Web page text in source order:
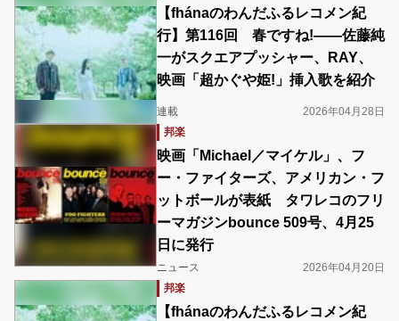
【fhánaのわんだふるレコメン紀
行】第116回 春ですね!――佐藤純
一がスクエアプッシャー、RAY、
映画「超かぐや姫!」挿入歌を紹介
連載
2026年04月28日
邦楽
映画「Michael／マイケル」、フ
ー・ファイターズ、アメリカン・フ
ットボールが表紙 タワレコのフリ
ーマガジンbounce 509号、4月25
日に発行
ニュース
2026年04月20日
邦楽
【fhánaのわんだふるレコメン紀